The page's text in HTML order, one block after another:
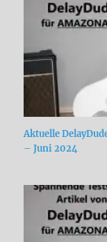
Aktuelle
– Juni 2024